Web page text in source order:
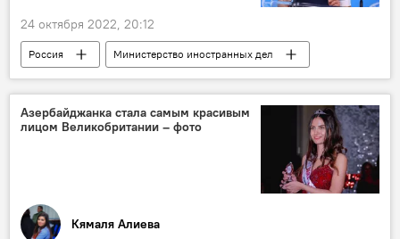
24 октября 2022, 20:12
Россия
Министерство иностранных дел
Мария Захарова
Украина
Ядерная угроза
Азербайджанка стала самым красивым
лицом Великобритании – фото
Кямаля Алиева